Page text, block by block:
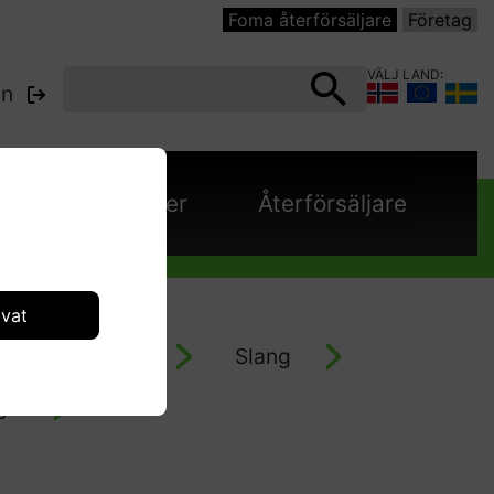
Foma återförsäljare Företag
VÄLJ LAND:
Kataloger Återförsäljare
Slang